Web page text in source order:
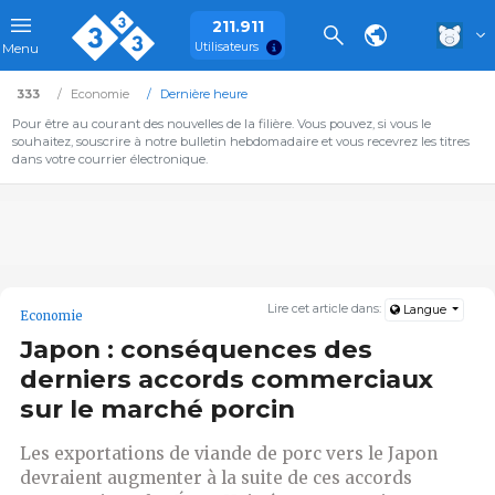
Menu
211.911
Utilisateurs
333 Economie
Dernière heure
Pour être au courant des nouvelles de la filière. Vous pouvez, si vous le
souhaitez, souscrire à notre bulletin hebdomadaire et vous recevrez les titres
dans votre courrier électronique.
Lire cet article dans: Langue
Economie
Japon : conséquences des
derniers accords commerciaux
sur le marché porcin
Les exportations de viande de porc vers le Japon
devraient augmenter à la suite de ces accords